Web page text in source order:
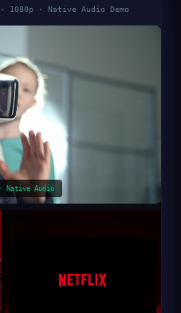
1080p · Native Audio Demo
· Native Audio